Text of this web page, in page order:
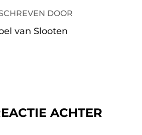
DOOR
van Slooten
ACHTER